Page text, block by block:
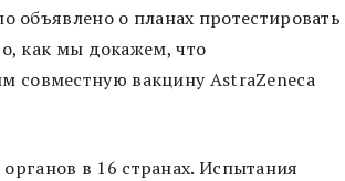
объявлено о планах протестировать
как мы докажем, что
совместную вакцину AstraZeneca
в 16 странах. Испытания